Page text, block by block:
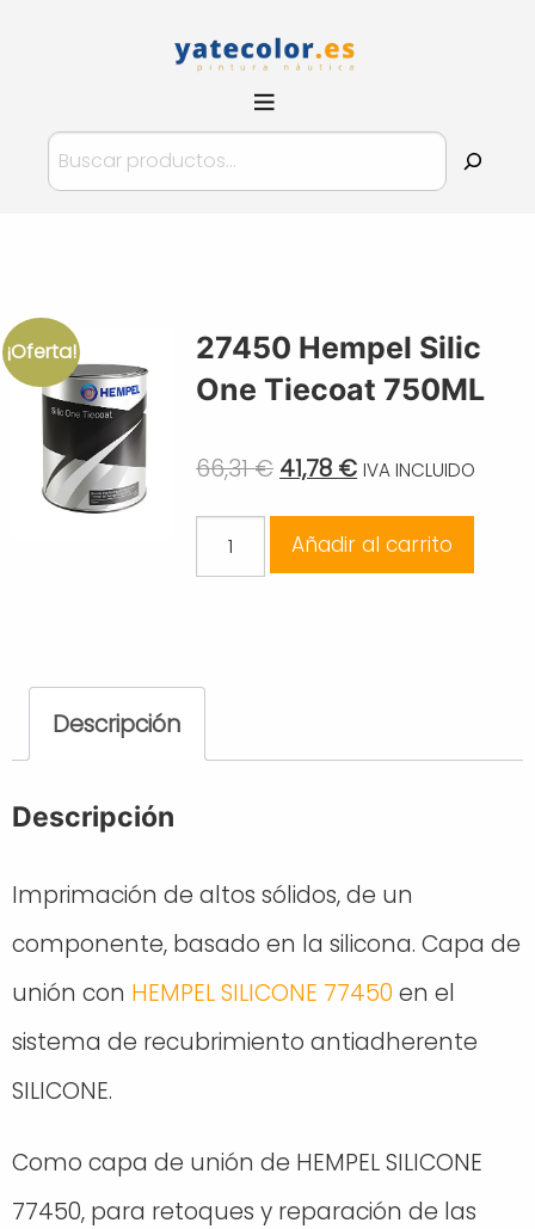
YateColor.es
Pinturas
Buscar
¡Oferta!
27450 Hempel Silic
One Tiecoat 750ML
66,31€ Original
price
was:
41,78 €Current
price
is:
IVA INCLUIDO
27450
Hempel
Añadir al carrito
Descripción
Descripción
Imprimación de altos sólidos, de un
componente, basado en la silicona. Capa de
unión con HEMPEL SILICONE 77450 en el
sistema de recubrimiento antiadherente
SILICONE.
Como capa de unión de HEMPEL SILICONE
77450, para retoques y reparación de las